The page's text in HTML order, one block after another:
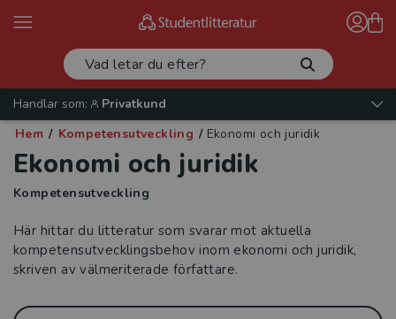
Handlar som:
Privatkund
Hem / Kompetensutveckling / Ekonomi och juridik
Ekonomi och juridik
Kompetensutveckling
Här hittar du litteratur som svarar mot aktuella
kompetensutvecklingsbehov inom ekonomi och juridik,
skriven av välmeriterade författare.